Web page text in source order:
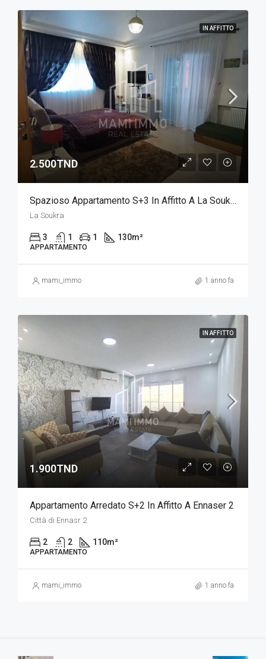
IN AFFITTO
2.500TND
Spazioso Appartamento S+3 In Affitto A La Soukra
La Soukra
3 1 1 130m²
APPARTAMENTO
mami_immo 1 anno fa
IN AFFITTO
1.900TND
Appartamento Arredato S+2 In Affitto A Ennaser 2
Città di Ennasr 2
2 2 110m²
APPARTAMENTO
mami_immo 1 anno fa